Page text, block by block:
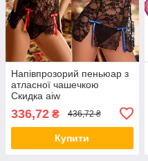
Напівпрозорий пеньюар з
атласної чашечкою
Скидка aiw
336,72 ₴ 436,72 ₴
Купити